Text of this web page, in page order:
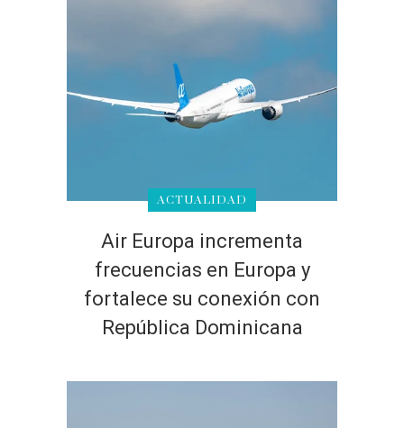
ACTUALIDAD
Air Europa incrementa
frecuencias en Europa y
fortalece su conexión con
República Dominicana